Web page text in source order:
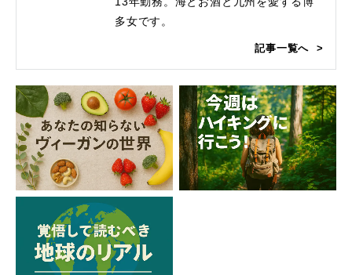
多女です。
記事一覧へ